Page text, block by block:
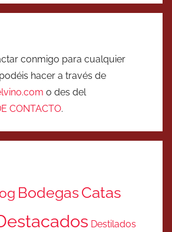
conmigo para cualquier
hacer a través de
o des del
CONTACTO.
BodegasCatas
Destilados